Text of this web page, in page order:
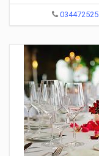
034472525